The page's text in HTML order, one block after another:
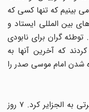
که تنها کسى که
المللى ایستاد و
گران براى نابودى
که آخرین آنها به
امام موسى صدر را
در اول تابستان ،۱۹۷۸ امام موسى مسافرتى به الجزایر کرد. ۷ روز